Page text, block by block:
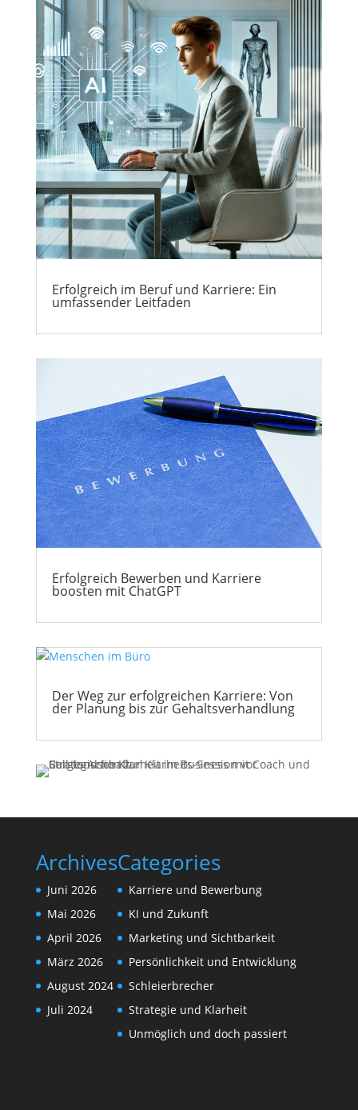
Erfolgreich im Beruf und Karriere: Ein
umfassender Leitfaden
Erfolgreich Bewerben und Karriere
boosten mit ChatGPT
Der Weg zur erfolgreichen Karriere: Von
der Planung bis zur Gehaltsverhandlung
Archives
Juni 2026
Mai 2026
April 2026
März 2026
August 2024
Juli 2024
Categories
Karriere und Bewerbung
KI und Zukunft
Marketing und Sichtbarkeit
Persönlichkeit und Entwicklung
Schleierbrecher
Strategie und Klarheit
Unmöglich und doch passiert